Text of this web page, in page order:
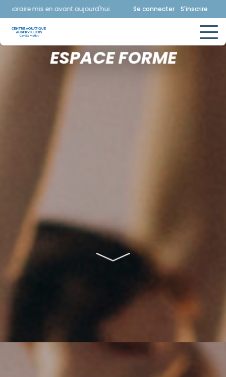
mis en avant aujourd'hui.Consultez la page horaires.
Se connecter S'inscrire
ESPACE FORME